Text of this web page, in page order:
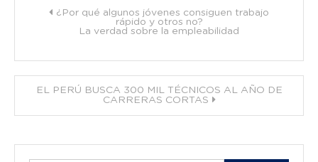
Navegación
entradas
¿Por qué algunos jóvenes consiguen trabajo
rápido y otros no?
La verdad sobre la empleabilidad
EL PERÚ BUSCA 300 MIL TÉCNICOS AL AÑO DE
CARRERAS CORTAS